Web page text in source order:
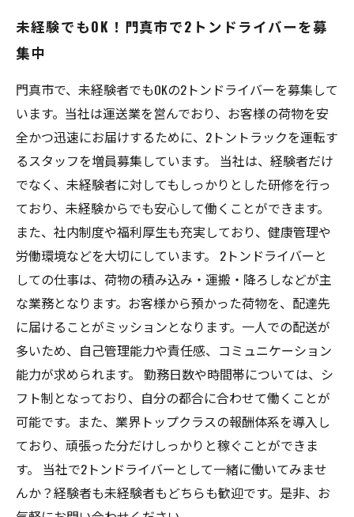
ンドライバー求人
はじめよう
未経験でもOK！門真市で2トンドライバーを募
集中
門真市で、未経験者でもOKの2トンドライバーを募集して
います。当社は運送業を営んでおり、お客様の荷物を安
全かつ迅速にお届けするために、2トントラックを運転す
るスタッフを増員募集しています。 当社は、経験者だけ
でなく、未経験者に対してもしっかりとした研修を行っ
ており、未経験からでも安心して働くことができます。
また、社内制度や福利厚生も充実しており、健康管理や
労働環境などを大切にしています。 2トンドライバーと
しての仕事は、荷物の積み込み・運搬・降ろしなどが主
な業務となります。お客様から預かった荷物を、配達先
に届けることがミッションとなります。一人での配送が
多いため、自己管理能力や責任感、コミュニケーション
能力が求められます。 勤務日数や時間帯については、シ
フト制となっており、自分の都合に合わせて働くことが
可能です。また、業界トップクラスの報酬体系を導入し
ており、頑張った分だけしっかりと稼ぐことができま
す。 当社で2トンドライバーとして一緒に働いてみませ
んか？経験者も未経験者もどちらも歓迎です。是非、お